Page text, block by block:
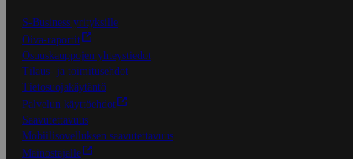
S-Business yrityksille
Oiva-raportit
Osuuskauppojen yhteystiedot
Tilaus- ja toimitusehdot
Tietosuojakäytäntö
Palvelun käyttöehdot
Saavutettavuus
Mobiilisovelluksen saavutettavuus
Mainostajalle